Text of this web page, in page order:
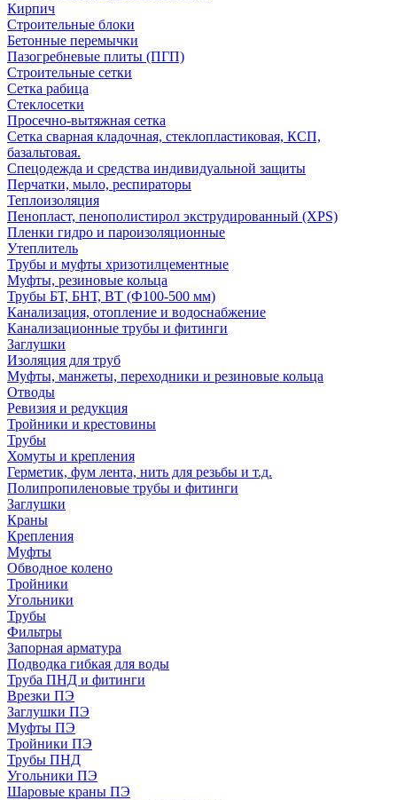
Кирпич
Строительные блоки
Бетонные перемычки
Пазогребневые плиты (ПГП)
Строительные сетки
Сетка рабица
Стеклосетки
Просечно-вытяжная сетка
Сетка сварная кладочная, стеклопластиковая, КСП,
базальтовая.
Спецодежда и средства индивидуальной защиты
Перчатки, мыло, респираторы
Теплоизоляция
Пенопласт, пенополистирол экструдированный (XPS)
Пленки гидро и пароизоляционные
Утеплитель
Трубы и муфты хризотилцементные
Муфты, резиновые кольца
Трубы БТ, БНТ, ВТ (Ф100-500 мм)
Канализация, отопление и водоснабжение
Канализационные трубы и фитинги
Заглушки
Изоляция для труб
Муфты, манжеты, переходники и резиновые кольца
Отводы
Ревизия и редукция
Тройники и крестовины
Трубы
Хомуты и крепления
Герметик, фум лента, нить для резьбы и т.д.
Полипропиленовые трубы и фитинги
Заглушки
Краны
Крепления
Муфты
Обводное колено
Тройники
Угольники
Трубы
Фильтры
Запорная арматура
Подводка гибкая для воды
Труба ПНД и фитинги
Врезки ПЭ
Заглушки ПЭ
Муфты ПЭ
Тройники ПЭ
Трубы ПНД
Угольники ПЭ
Шаровые краны ПЭ